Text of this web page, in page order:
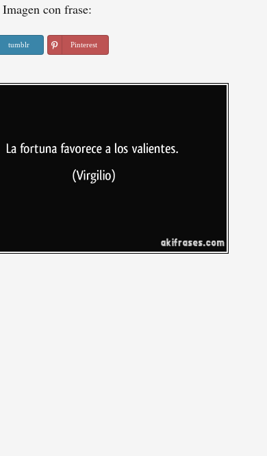
Imagen con frase:
tumblr Pinterest